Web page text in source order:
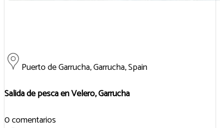
Puerto de Garrucha, Garrucha, Spain
Salida de pesca en Velero, Garrucha
0 comentarios